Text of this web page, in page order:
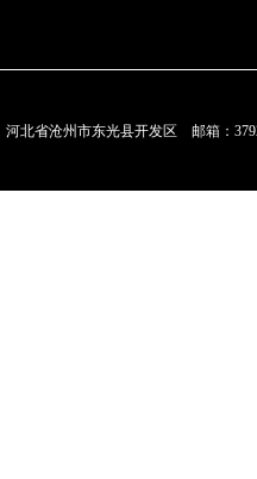
北省沧州市东光县开发区 邮箱：